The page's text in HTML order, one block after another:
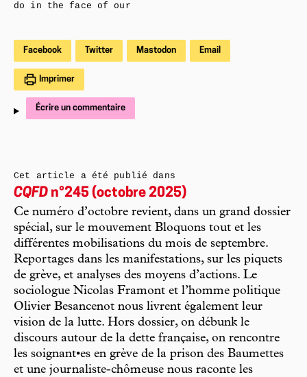
do in the face of our
Facebook Twitter Mastodon Email
Imprimer
Écrire un commentaire
Cet article a été publié dans
CQFD n°245 (octobre 2025)
Ce numéro d’octobre revient, dans un grand dossier
spécial, sur le mouvement Bloquons tout et les
différentes mobilisations du mois de septembre.
Reportages dans les manifestations, sur les piquets
de grève, et analyses des moyens d’actions. Le
sociologue Nicolas Framont et l’homme politique
Olivier Besancenot nous livrent également leur
vision de la lutte. Hors dossier, on débunk le
discours autour de la dette française, on rencontre
les soignant•es en grève de la prison des Baumettes
et une journaliste-chômeuse nous raconte les